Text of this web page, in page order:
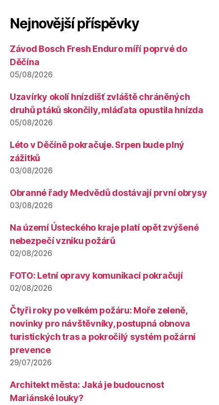
Nejnovější příspěvky
Závod Bosch Fresh Enduro míří poprvé do
Děčína
05/08/2026
Uzavírky okolí hnízdišť zvláště chráněných
druhů ptáků skončily, mláďata opustila hnízda
05/08/2026
Léto v Děčíně pokračuje. Srpen bude plný
zážitků
03/08/2026
Obranné řady Medvědů dostávají první obrysy
03/08/2026
Na území Ústeckého kraje platí opět zvýšené
nebezpečí vzniku požárů
02/08/2026
FOTO: Letní opravy komunikací pokračují
02/08/2026
Čtyři roky po velkém požáru: Moře zeleně,
novinky pro návštěvníky, postupná obnova
turistických tras a pokročilý systém požární
prevence
29/07/2026
Architekt města: Jaká je budoucnost
Mariánské louky?